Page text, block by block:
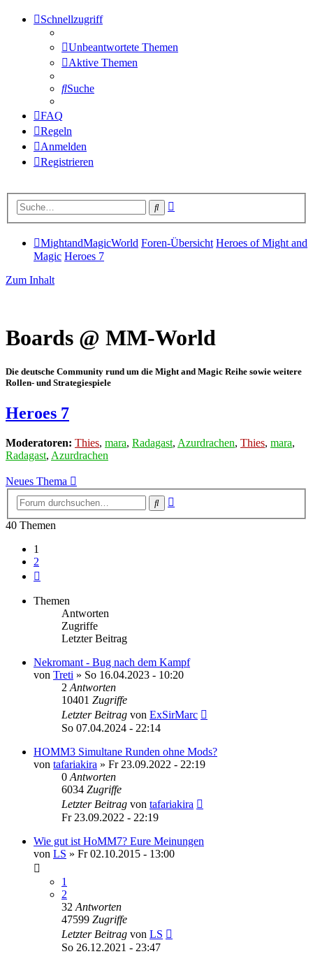
Schnellzugriff
Unbeantwortete Themen
Aktive Themen
Suche
FAQ
Regeln
Anmelden
Registrieren
Suche
MightandMagicWorld Foren-Übersicht Heroes of Might and
Magic Heroes 7
Zum Inhalt
Boards @ MM-World
Die deutsche Community rund um die Might and Magic Reihe sowie weitere
Rollen- und Strategiespiele
Heroes 7
Moderatoren: Thies, mara, Radagast, Azurdrachen, Thies, mara,
Radagast, Azurdrachen
Neues Thema
Suche
40 Themen
1
2
Themen
Antworten
Zugriffe
Letzter Beitrag
Nekromant - Bug nach dem Kampf
von Treti » So 16.04.2023 - 10:20
2 Antworten
10401 Zugriffe
Letzter Beitrag von ExSirMarc
So 07.04.2024 - 22:14
HOMM3 Simultane Runden ohne Mods?
von tafariakira » Fr 23.09.2022 - 22:19
0 Antworten
6034 Zugriffe
Letzter Beitrag von tafariakira
Fr 23.09.2022 - 22:19
Wie gut ist HoMM7? Eure Meinungen
von LS » Fr 02.10.2015 - 13:00
1
2
32 Antworten
47599 Zugriffe
Letzter Beitrag von LS
So 26.12.2021 - 23:47